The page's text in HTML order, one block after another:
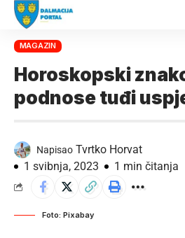
MAGAZIN
Horoskopski
podnose tuđi
Napisao Tvrtko Horvat
1 svibnja, 2023
1 min čitanja
Foto: Pixabay